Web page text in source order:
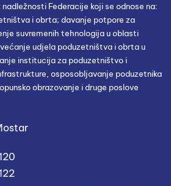
Federacije koji se odnose na:
i obrta; davanje potpore za
suvremenih tehnologija u oblasti
udjela poduzetništva i obrta u
institucija za poduzetništvo i
osposobljavanje poduzetnika
obrazovanje i druge poslove